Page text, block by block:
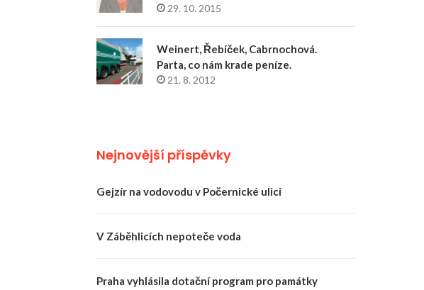
29. 10. 2015
Weinert, Řebíček, Cabrnochová.
Parta, co nám krade peníze.
21. 8. 2012
Nejnovější příspěvky
Gejzír na vodovodu v Počernické ulici
V Záběhlicích nepoteče voda
Praha vyhlásila dotační program pro památky